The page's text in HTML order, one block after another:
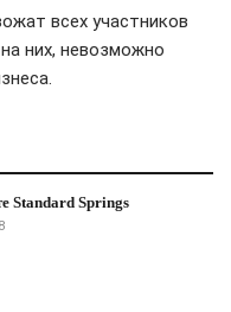
всех участников
них, невозможно
Standard Springs